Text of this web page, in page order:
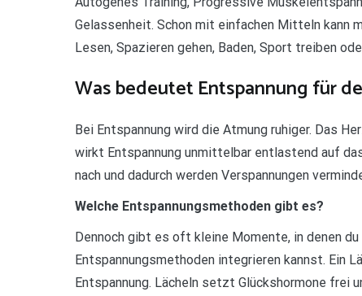
Gelassenheit. Schon mit einfachen Mitteln kann
Lesen, Spazieren gehen, Baden, Sport treiben
Was bedeutet Entspannung für
Bei Entspannung wird die Atmung ruhiger. Das
wirkt Entspannung unmittelbar entlastend auf
nach und dadurch werden Verspannungen
Welche Entspannungsmethoden gibt es?
Dennoch gibt es oft kleine Momente, in denen
Entspannungsmethoden integrieren kannst. Ein
Entspannung. Lächeln setzt Glückshormone frei